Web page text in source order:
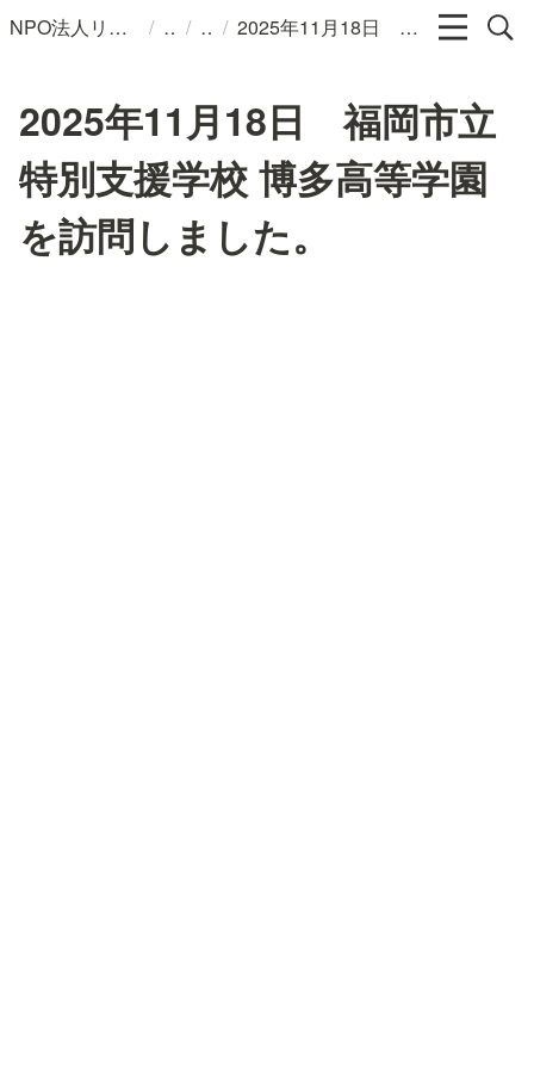
NPO法人リンパカフェ / / / 2025年11月18日 福岡市立特別支援学校 博多高等学園を訪問しました。
2025年11月18日 福岡市立
特別支援学校 博多高等学園
を訪問しました。